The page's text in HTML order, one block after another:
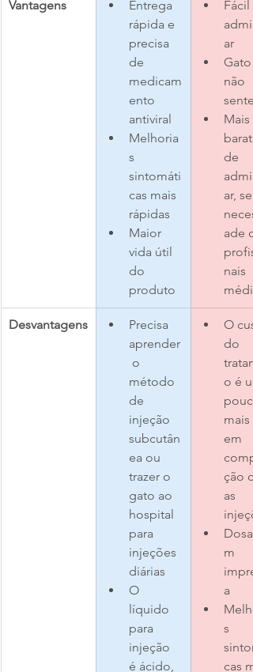
Vantagens
Entrega
rápida e
precisa
de
medicam
ento
antiviral
Melhoria
s
sintomáti
cas mais
rápidas
Maior
vida útil
do
produto
Fácil
ar
Gato
não
Mais
de
ar,
ade
nais
Desvantagens
Precisa
aprender
o
método
de
injeção
subcutân
ea ou
trazer o
gato ao
hospital
para
injeções
diárias
O
líquido
para
injeção
é ácido,
O
do
o é
mais
em
ção
as
m
a
s
cas